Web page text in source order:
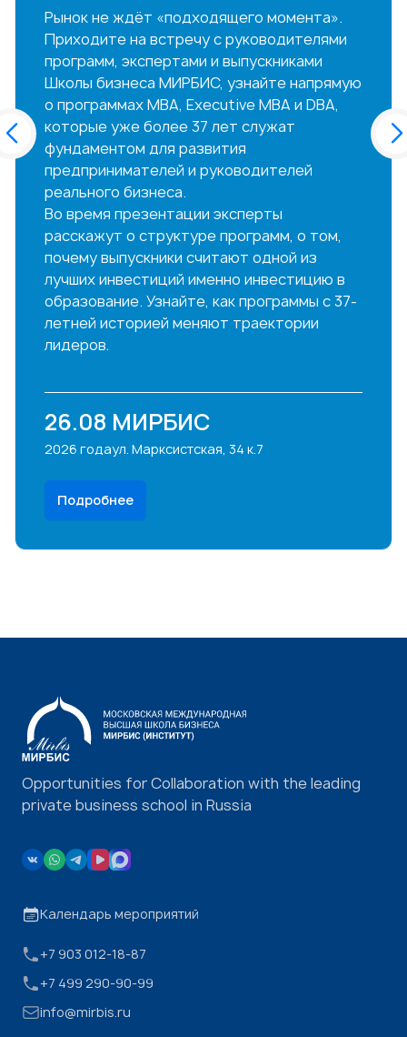
Рынок не ждёт «подходящего момента».
Приходите на встречу с руководителями
программ, экспертами и выпускниками
Школы бизнеса МИРБИС, узнайте напрямую
о программах MBA, Executive MBA и DBA,
которые уже более 37 лет служат
фундаментом для развития
предпринимателей и руководителей
реального бизнеса.
Во время презентации эксперты
расскажут о структуре программ, о том,
почему выпускники считают одной из
лучших инвестиций именно инвестицию в
образование. Узнайте, как программы с 37-
летней историей меняют траектории
лидеров.
26.08
2026 года
МИРБИС
ул. Марксистская, 34 к.7
Подробнее
Opportunities for Collaboration with the leading
private business school in Russia
Календарь мероприятий
+7 903 012-18-87
+7 499 290-90-99
info@mirbis.ru